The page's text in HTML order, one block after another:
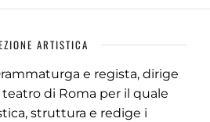
ARTISTICA
e regista, dirige
di Roma per il quale
struttura e redige i